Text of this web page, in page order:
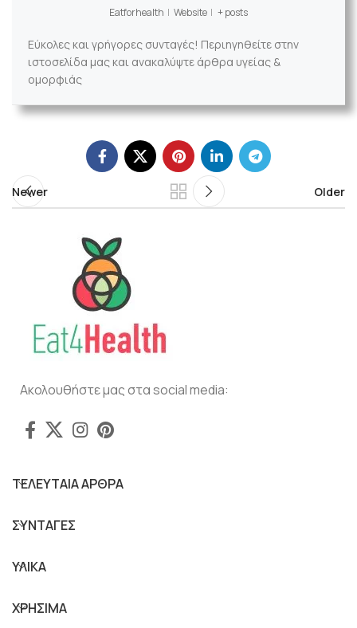
Eatforhealth | Website | + posts
Εύκολες και γρήγορες συνταγές! Περιηγηθείτε στην
ιστοσελίδα μας και ανακαλύψτε άρθρα υγείας &
ομορφιάς
Newer Older
Ακολουθήστε μας στα social media:
ΤΕΛΕΥΤΑΙΑ ΑΡΘΡΑ
ΣΥΝΤΑΓΕΣ
ΥΛΙΚΑ
ΧΡΗΣΙΜΑ